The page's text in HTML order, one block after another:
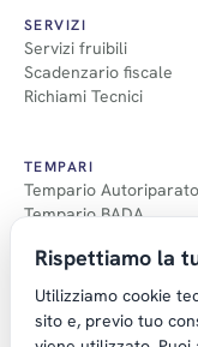
SERVIZI
Servizi fruibili
Scadenzario fiscale
Richiami Tecnici
TEMPARI
Tempario
Tempario BADA
Guida Applicazione
Rispettiamo la
Utilizziamo cookie
sito e, previo tuo